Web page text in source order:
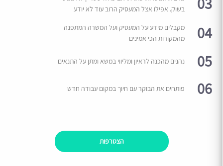
בשוק. אפילו אצל המעסיק הרוב עוד לא יודע
04
מקבלים מידע על המעסיק ועל המשרה המתפנה
מהמקורות הכי אמינים
05 נהנים מהכנה לראיון ומליווי במשא ומתן על התנאים
06 פותחים את הבוקר עם חיוך במקום עבודה חדש
הצטרפות